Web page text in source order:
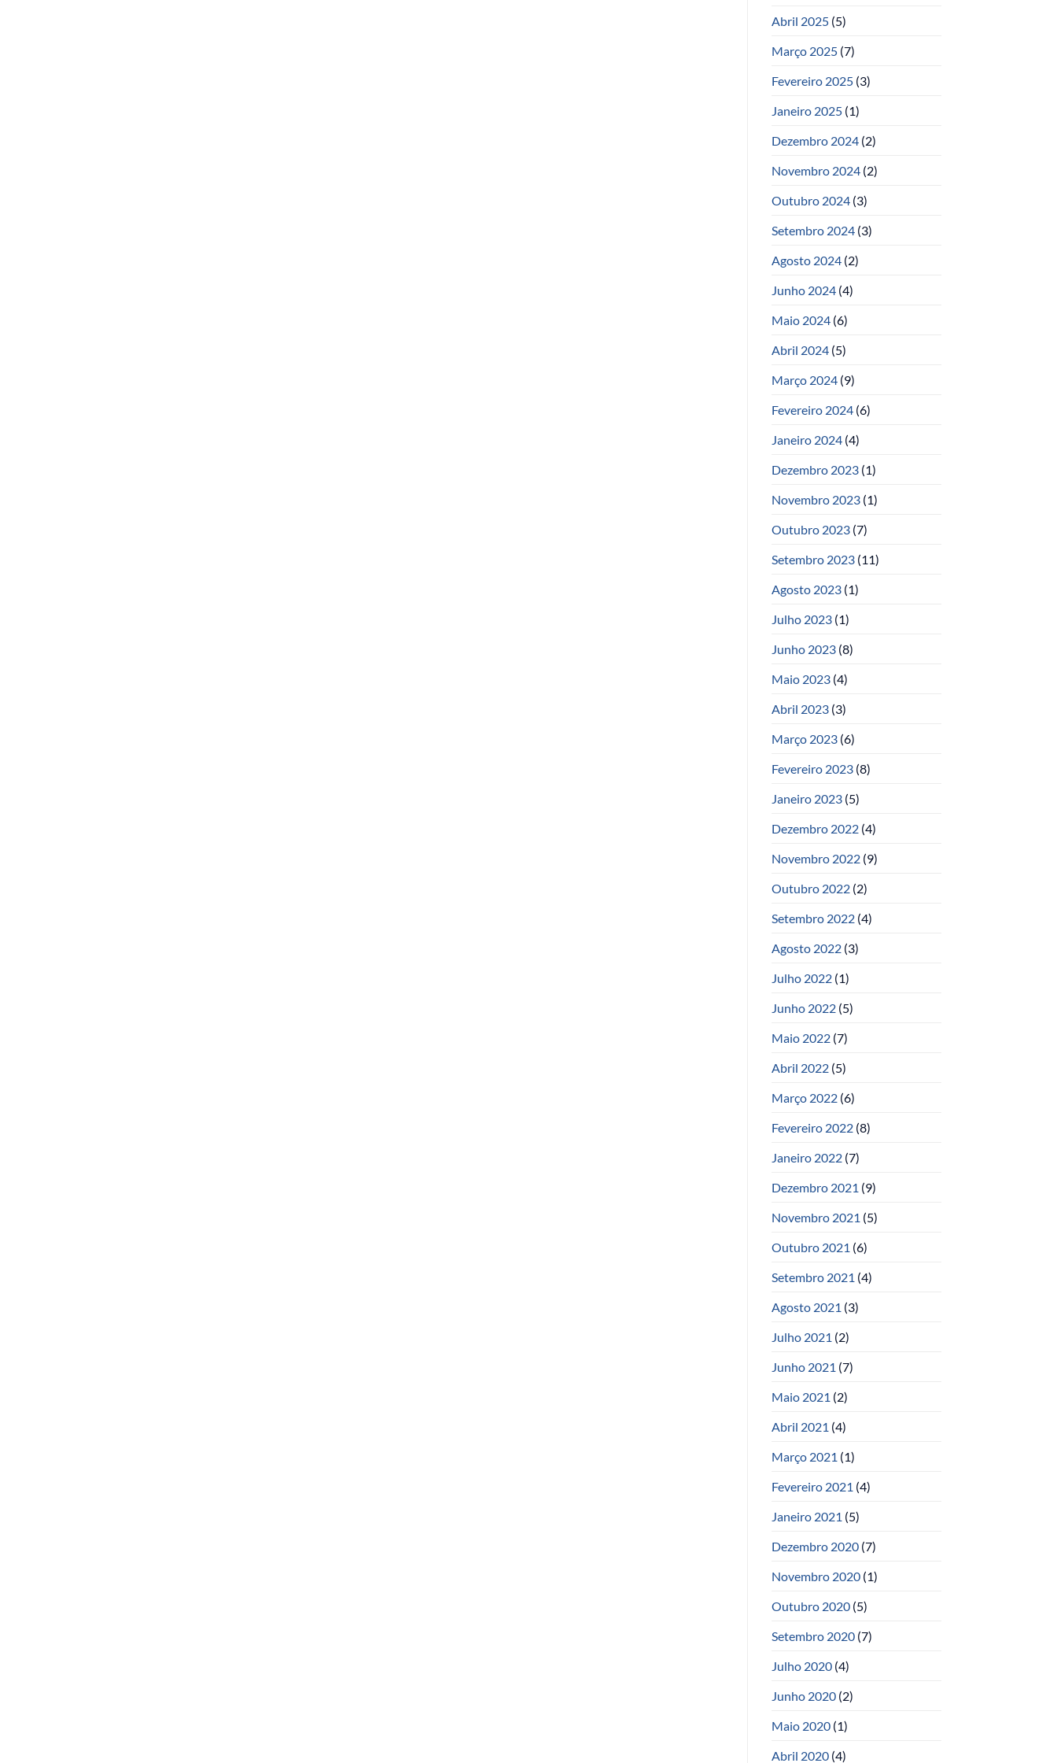
Abril 2025(5)
Março 2025(7)
Fevereiro 2025(3)
Janeiro 2025(1)
Dezembro 2024(2)
Novembro 2024(2)
Outubro 2024(3)
Setembro 2024(3)
Agosto 2024(2)
Junho 2024(4)
Maio 2024(6)
Abril 2024(5)
Março 2024(9)
Fevereiro 2024(6)
Janeiro 2024(4)
Dezembro 2023(1)
Novembro 2023(1)
Outubro 2023(7)
Setembro 2023(11)
Agosto 2023(1)
Julho 2023(1)
Junho 2023(8)
Maio 2023(4)
Abril 2023(3)
Março 2023(6)
Fevereiro 2023(8)
Janeiro 2023(5)
Dezembro 2022(4)
Novembro 2022(9)
Outubro 2022(2)
Setembro 2022(4)
Agosto 2022(3)
Julho 2022(1)
Junho 2022(5)
Maio 2022(7)
Abril 2022(5)
Março 2022(6)
Fevereiro 2022(8)
Janeiro 2022(7)
Dezembro 2021 (9)
Novembro 2021 (5)
Outubro 2021 (6)
Setembro 2021 (4)
Agosto 2021 (3)
Julho 2021 (2)
Junho 2021 (7)
Maio 2021 (2)
Abril 2021 (4)
Março 2021 (1)
Fevereiro 2021 (4)
Janeiro 2021 (5)
Dezembro 2020(7)
Novembro 2020(1)
Outubro 2020(5)
Setembro 2020(7)
Julho 2020(4)
Junho 2020(2)
Maio 2020(1)
Abril 2020(4)